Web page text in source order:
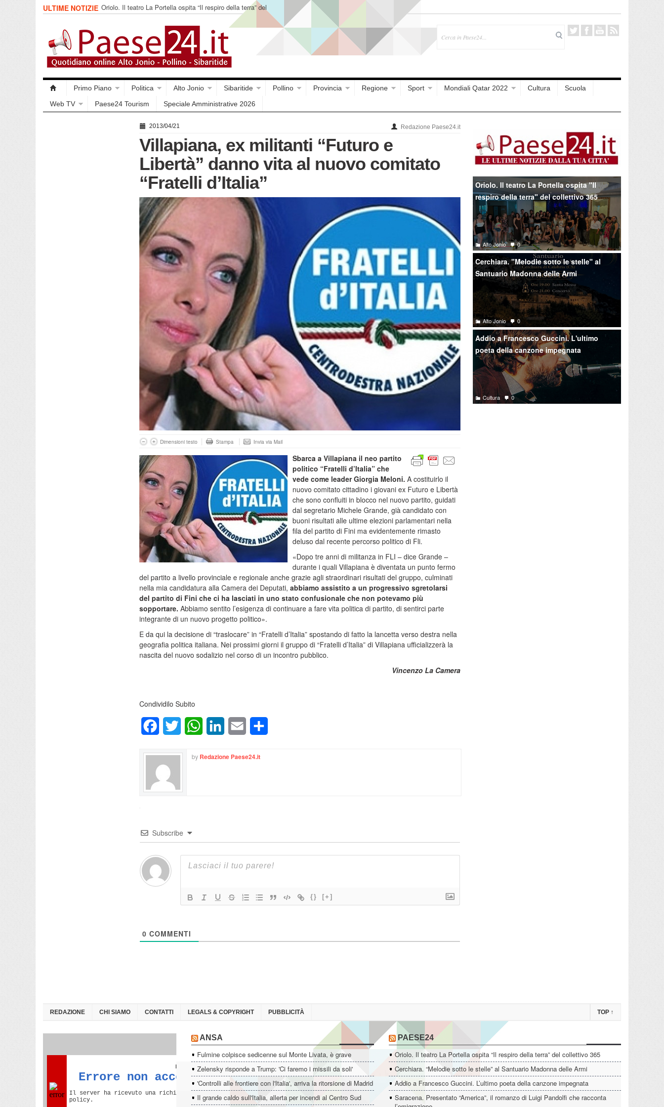
ULTIME NOTIZIE Oriolo. Il teatro La Portella ospita “Il respiro della terra” del
collettivo 365
Primo Piano Politica Alto Jonio Sibaritide Pollino Provincia Regione Sport Mondiali Qatar 2022 Cultura
Scuola
Web TV
Paese24 Tourism Speciale Amministrative 2026
2013/04/21 Redazione Paese24.it
Villapiana, ex militanti “Futuro e
Libertà” danno vita al nuovo comitato
“Fratelli d’Italia”
Dimensioni testo Stampa Invia via Mail
Sbarca a Villapiana il neo partito
politico “Fratelli d’Italia” che
vede come leader Giorgia Meloni. A costituirlo il
nuovo comitato cittadino i giovani ex Futuro e Libertà
che sono confluiti in blocco nel nuovo partito, guidati
dal segretario Michele Grande, già candidato con
buoni risultati alle ultime elezioni parlamentari nella
fila del partito di Fini ma evidentemente rimasto
deluso dal recente percorso politico di Fli.
«Dopo tre anni di militanza in FLI – dice Grande –
durante i quali Villapiana è diventata un punto fermo
del partito a livello provinciale e regionale anche grazie agli straordinari risultati del gruppo, culminati
nella mia candidatura alla Camera dei Deputati, abbiamo assistito a un progressivo sgretolarsi
del partito di Fini che ci ha lasciati in uno stato confusionale che non potevamo più
sopportare. Abbiamo sentito l’esigenza di continuare a fare vita politica di partito, di sentirci parte
integrante di un nuovo progetto politico».
E da qui la decisione di “traslocare” in “Fratelli d’Italia” spostando di fatto la lancetta verso destra nella
geografia politica italiana. Nei prossimi giorni il gruppo di “Fratelli d’Italia” di Villapiana ufficializzerà la
nascita del nuovo sodalizio nel corso di un incontro pubblico.
Vincenzo La Camera
Condividilo Subito
FacebookTwitter WhatsAppLinkedInEmail
by Redazione Paese24.it
Subscribe
{} [+]
0 COMMENTI
Oriolo. Il teatro La Portella ospita "Il
respiro della terra" del collettivo 365
Alto Jonio 0
Cerchiara. "Melodie sotto le stelle" al
Santuario Madonna delle Armi
Alto Jonio 0
Addio a Francesco Guccini. L'ultimo
poeta della canzone impegnata
Cultura 0
REDAZIONE CHI SIAMO CONTATTI LEGALS & COPYRIGHT PUBBLICITÀ TOP ↑
ANSA
Fulmine colpisce sedicenne sul Monte Livata, è grave
Zelensky risponde a Trump: 'Ci faremo i missili da soli'
'Controlli alle frontiere con l'Italia', arriva la ritorsione di Madrid
Il grande caldo sull'Italia, allerta per incendi al Centro Sud
PAESE24
Oriolo. Il teatro La Portella ospita “Il respiro della terra” del collettivo 365
Cerchiara. “Melodie sotto le stelle” al Santuario Madonna delle Armi
Addio a Francesco Guccini. L’ultimo poeta della canzone impegnata
Saracena. Presentato “America”, il romanzo di Luigi Pandolfi che racconta